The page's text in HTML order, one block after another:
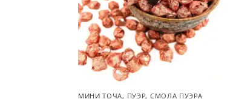
МИНИ ТОЧА, ПУЭР, СМОЛА ПУЭРА